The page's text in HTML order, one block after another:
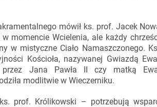
mówił ks. prof. Jacek
momencie Wcielenia, ale każdy
w mistyczne Ciało Namaszczonego.
Kościoła, nazywanej Gwiazdą
przez Jana Pawła II czy matką
modlitwie w Wieczerniku.
prof. Królikowski – potrzebują